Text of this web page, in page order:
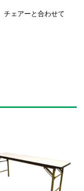
チェアーと合わせて